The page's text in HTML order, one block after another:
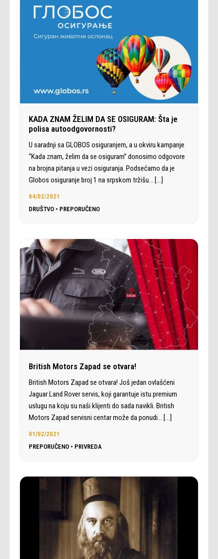
KADA ZNAM ŽELIM DA SE OSIGURAM: Šta je
polisa autoodgovornosti?
U saradnji sa GLOBOS osiguranjem, a u okviru kampanje
“Kada znam, želim da se osiguram” donosimo odgovore
na brojna pitanja u vezi osiguranja. Podsećamo da je
Globos osiguranje broj 1 na srpskom tržišu… […]
04/02/2021
DRUŠTVO • PREPORUČENO
British Motors Zapad se otvara!
British Motors Zapad se otvara! Još jedan ovlašćeni
Jaguar Land Rover servis, koji garantuje istu premium
uslugu na koju su naši klijenti do sada navikli. British
Motors Zapad servisni centar može da ponudi… […]
01/02/2021
PREPORUČENO • PRIVREDA